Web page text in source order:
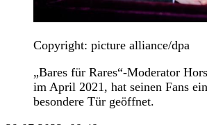
Copyright: picture alliance/dpa
„Bares für Rares“-Moderator
im April 2021, hat seinen Fans
besondere Tür geöffnet.